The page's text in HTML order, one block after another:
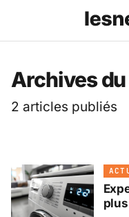
Archives
2 articles publiés